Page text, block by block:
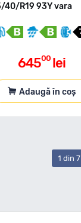
40/R19 93Y vara
64500 lei
Adaugă în coș
1 din 7